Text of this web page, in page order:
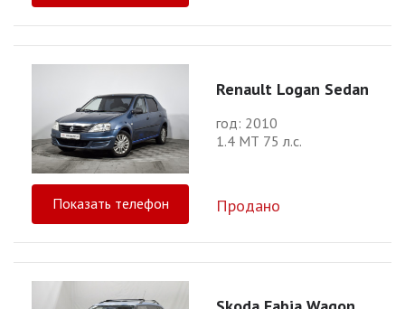
Renault Logan Sedan
год: 2010
1.4 МТ 75 л.с.
Показать телефон Продано